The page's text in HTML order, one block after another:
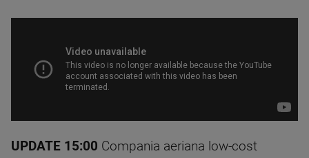
UPDATE 15:00 Compania aeriana low-cost